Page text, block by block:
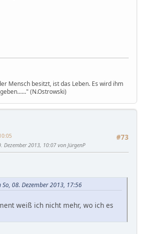
Mensch besitzt, ist das Leben. Es wird ihm
(N.Ostrowski)
#73
Dezember 2013, 10:07 von JürgenP
08. Dezember 2013, 17:56
weiß ich nicht mehr, wo ich es